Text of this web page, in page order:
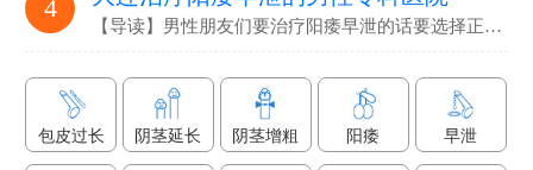
4
【导读】男性朋友们要治疗阳痿早泄的话要选择正规专业的男科医院…
包皮过长 阴茎延长 阴茎增粗 阳痿 早泄